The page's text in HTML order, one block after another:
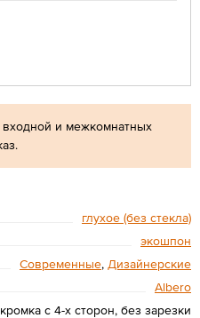
и межкомнатных
глухое (без стекла)
экошпон
Современные, Дизайнерские
Albero
с 4-х сторон, без зарезки